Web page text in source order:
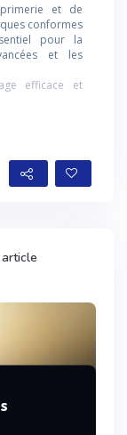
et de
conformes
pour la
et les
efficace et